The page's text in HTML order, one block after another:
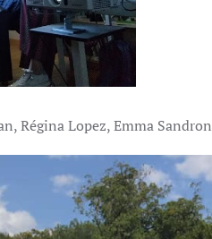
Régina Lopez, Emma Sandron